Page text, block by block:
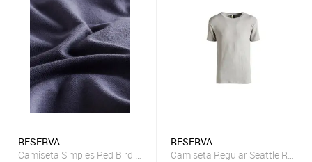
RESERVA
Camiseta Simples Red Bird Reserva
RESERVA
Camiseta Regular Seattle